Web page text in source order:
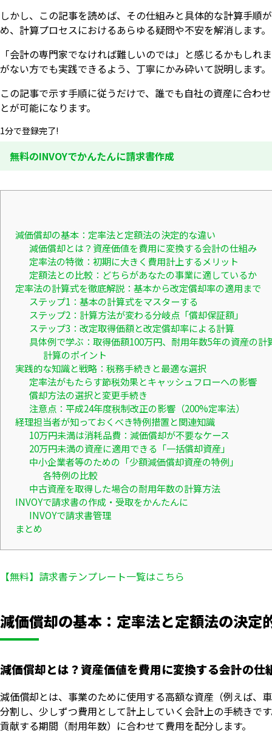
しかし、この記事を読めば、その仕組みと具体的な計算手順
め、計算プロセスにおけるあらゆる疑問や不安を解消します。
「会計の専門家でなければ難しいのでは」と感じるかもし
がない方でも実践できるよう、丁寧にかみ砕いて説明します。
この記事で示す手順に従うだけで、誰でも自社の資産に合わ
とが可能になります。
1分で登録完了!
無料のINVOYでかんたんに請求書作成
減価償却の基本：定率法と定額法の決定的な違い
減価償却とは？資産価値を費用に変換する会計の仕組み
定率法の特徴：初期に大きく費用計上するメリット
定額法との比較：どちらがあなたの事業に適しているか
定率法の計算式を徹底解説：基本から改定償却率の適用まで
ステップ1：基本の計算式をマスターする
ステップ2：計算方法が変わる分岐点「償却保証額」
ステップ3：改定取得価額と改定償却率による計算
具体例で学ぶ：取得価額100万円、耐用年数5年の資産の計
計算のポイント
実践的な知識と戦略：税務手続きと最適な選択
定率法がもたらす節税効果とキャッシュフローへの影響
償却方法の選択と変更手続き
注意点：平成24年度税制改正の影響（200%定率法）
経理担当者が知っておくべき特例措置と関連知識
10万円未満は消耗品費：減価償却が不要なケース
20万円未満の資産に適用できる「一括償却資産」
中小企業者等のための「少額減価償却資産の特例」
各特例の比較
中古資産を取得した場合の耐用年数の計算方法
INVOYで請求書の作成・受取をかんたんに
INVOYで請求書管理
まとめ
【無料】請求書テンプレート一覧はこちら
減価償却の基本：定率法と定額法の決定
減価償却とは？資産価値を費用に変換する会計の仕
減価償却とは、事業のために使用する高額な資産（例えば、
分割し、少しずつ費用として計上していく会計上の手続きで
貢献する期間（耐用年数）に合わせて費用を配分します。